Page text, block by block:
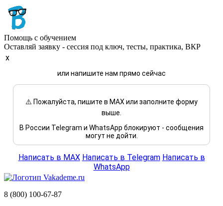
Помощь с обучением
Оставляй заявку - сессия под ключ, тесты, практика, ВКР
x
или напишите нам прямо сейчас
⚠️ Пожалуйста, пишите в MAX или заполните форму
выше.
В России Telegram и WhatsApp блокируют - сообщения
могут не дойти.
Написать в MAX Написать в Telegram Написать в
WhatsApp
8 (800) 100-67-87